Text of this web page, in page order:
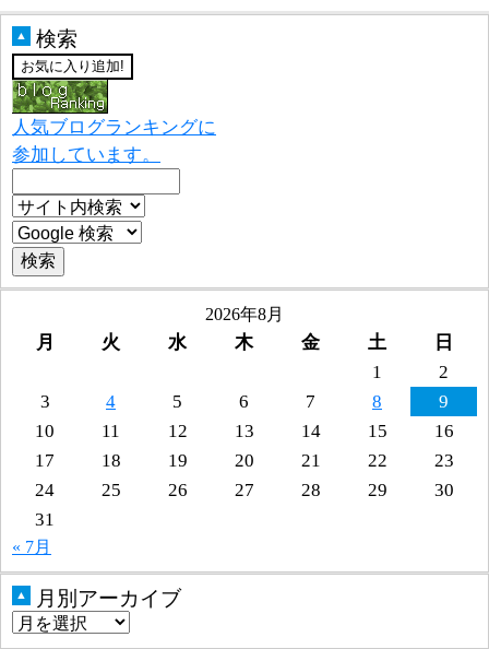
▲ 検索
人気ブログランキングに
参加しています。
2026年8月
月 火 水 木 金 土
日
1
2
3
4 5 6 7 8
9
10
11 12 13 14 15
16
17
18 19 20 21 22
23
24
25 26 27 28 29
30
31
« 7月
▲ 月別アーカイブ